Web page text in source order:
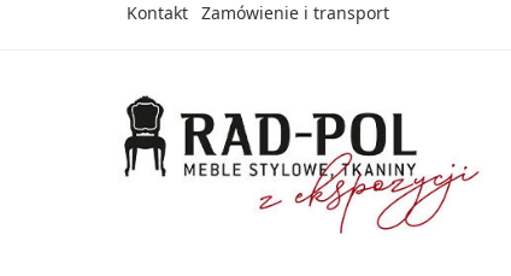
Kontakt Zamówienie i transport